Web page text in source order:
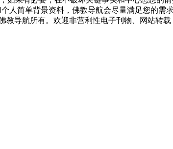
人简单背景资料，佛教导航会尽量满足您的需求
导航所有。欢迎非营利性电子刊物、网站转载